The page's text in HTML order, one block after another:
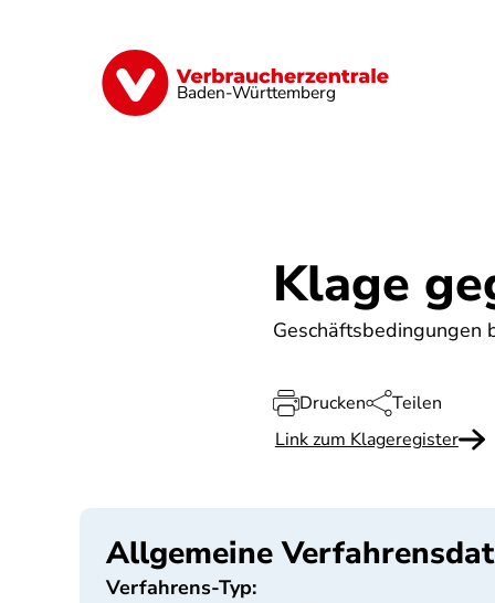
Baden-Württemberg
Geld & Versicherungen Digitales
Klage
Geschäftsbedingungen
Drucken
Teilen
Link zum Klageregister
Allgemeine
Verfahrens-Typ: